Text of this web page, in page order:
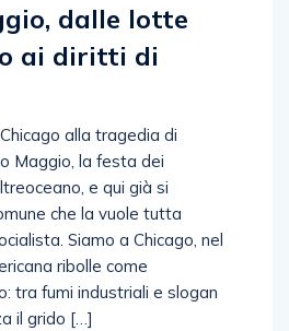
dalle lotte
ai diritti di
alla tragedia di
Maggio, la festa dei
e qui già si
che la vuole tutta
Siamo a Chicago, nel
ribolle come
tra fumi industriali e slogan
il grido […]